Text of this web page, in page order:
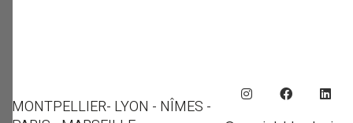
MONTPELLIER- LYON - NÎMES -